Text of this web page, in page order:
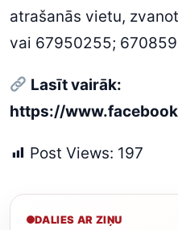
atrašanās vietu,
vai 67950255;
Lasīt vairāk:
https://
Post Views: 197
DALIES AR ZIŅU